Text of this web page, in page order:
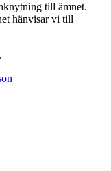
till ämnet.
hänvisar vi till
.